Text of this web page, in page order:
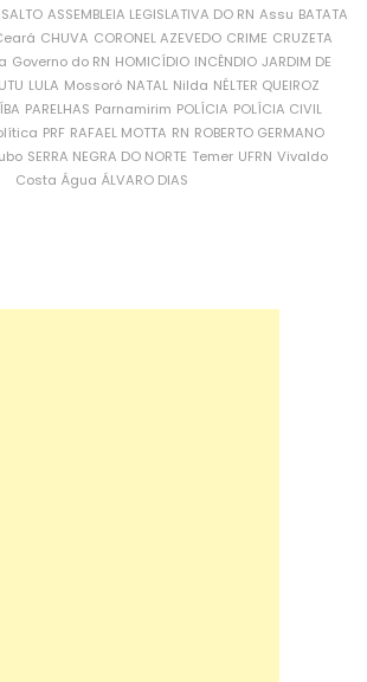
ASSEMBLEIA LEGISLATIVA DO RN Assu BATATA
CHUVA CORONEL AZEVEDO CRIME CRUZETA
Governo do RN HOMICÍDIO INCÊNDIO JARDIM DE
LULA Mossoró NATAL Nilda NÉLTER QUEIROZ
PARELHAS Parnamirim POLÍCIA POLÍCIA CIVIL
PRF RAFAEL MOTTA RN ROBERTO GERMANO
SERRA NEGRA DO NORTE Temer UFRN Vivaldo
Costa Água ÁLVARO DIAS